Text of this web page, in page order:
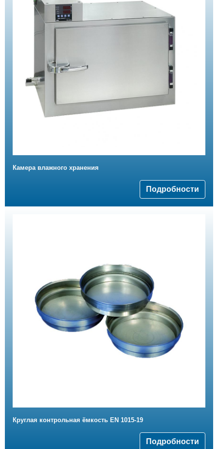
Камера влажного хранения
Подробности
Круглая контрольная ёмкость EN 1015-19
Подробности